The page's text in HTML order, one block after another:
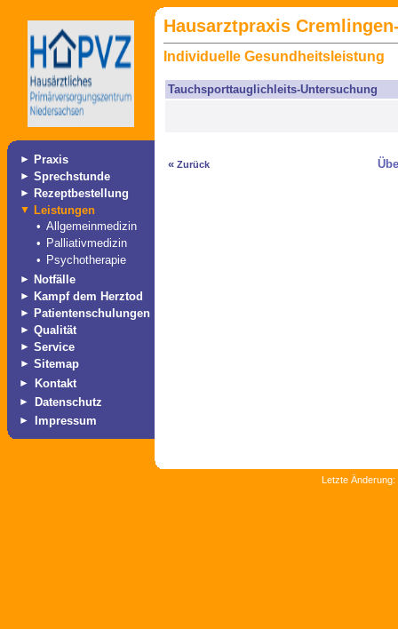
► Praxis
► Sprechstunde
► Rezeptbestellung
▼ Leistungen
• Allgemeinmedizin
• Palliativmedizin
• Psychotherapie
► Notfälle
► Kampf dem Herztod
► Patientenschulungen
► Qualität
► Service
► Sitemap
► Kontakt
► Datenschutz
► Impressum
Hausarztpraxis
Individuelle Gesundheitsleistung
Tauchsporttauglichleits-Untersuchung
« Zurück
Letzte